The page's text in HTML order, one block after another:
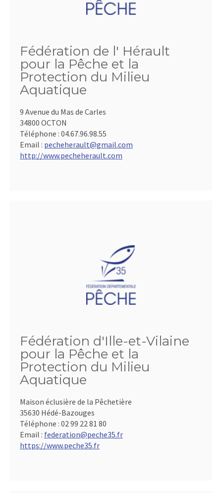
Fédération de l' Hérault
pour la Pêche et la
Protection du Milieu
Aquatique
9 Avenue du Mas de Carles
34800 OCTON
Téléphone : 04.67.96.98.55
Email : pecheherault@gmail.com
http://www.pecheherault.com
Fédération d'Ille-et-Vilaine
pour la Pêche et la
Protection du Milieu
Aquatique
Maison éclusière de la Pêchetière
35630 Hédé-Bazouges
Téléphone : 02 99 22 81 80
Email : federation@peche35.fr
https://www.peche35.fr